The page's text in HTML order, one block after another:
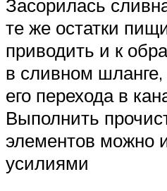
Засорилась
те же остатки
приводить и к
в сливном
его перехода в
Выполнить
элементов можно
усилиями